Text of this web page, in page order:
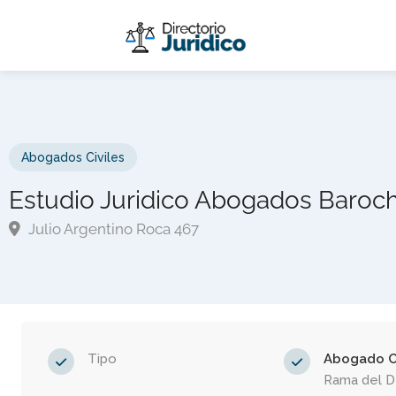
Abogados Civiles
Estudio Juridico Abogados
Julio Argentino Roca 467
Tipo
Abogado
Rama del